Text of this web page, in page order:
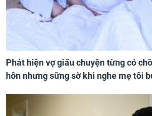
Phát hiện vợ giấu chuyện từng có
hôn nhưng sững sờ khi nghe mẹ tôi